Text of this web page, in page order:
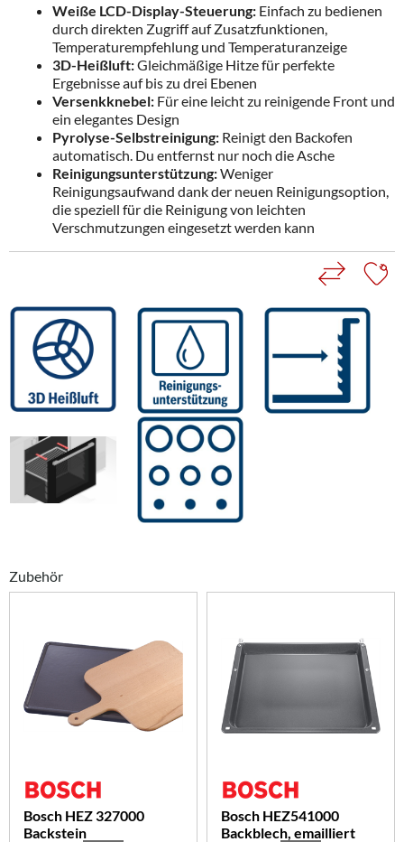
Weiße LCD-Display-Steuerung: Einfach zu bedienen
durch direkten Zugriff auf Zusatzfunktionen,
Temperaturempfehlung und Temperaturanzeige
3D-Heißluft:Gleichmäßige Hitze für perfekte
Ergebnisse auf bis zu drei Ebenen
Versenkknebel: Für eine leicht zu reinigende Front und
ein elegantes Design
Pyrolyse-Selbstreinigung: Reinigt den Backofen
automatisch. Du entfernst nur noch die Asche
Reinigungsunterstützung:Weniger
Reinigungsaufwand dank der neuen Reinigungsoption,
die speziell für die Reinigung von leichten
Verschmutzungen eingesetzt werden kann
Zubehör
Bosch HEZ 327000
Backstein
Bosch HEZ541000
Backblech, emailliert